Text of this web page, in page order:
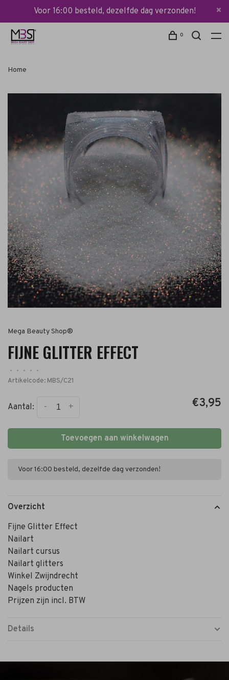
Voor 16:00 besteld, dezelfde dag verzonden!
0
Home
Mega Beauty Shop®
FIJNE GLITTER EFFECT
• • • •
•
Artikelcode: MBS/C21
Aantal: +
- €3,95
Toevoegen aan winkelwagen
Voor 16:00 besteld, dezelfde dag verzonden!
Overzicht
Fijne Glitter Effect
Nailart
Nailart cursus
Nailart glitters
Winkel Zwijndrecht
Nagels producten
Prijzen zijn incl. BTW
Details